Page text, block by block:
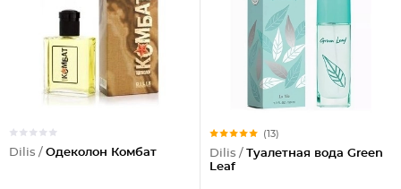
Dilis / Одеколон Комбат
(13)
Dilis / Туалетная вода Green
Leaf